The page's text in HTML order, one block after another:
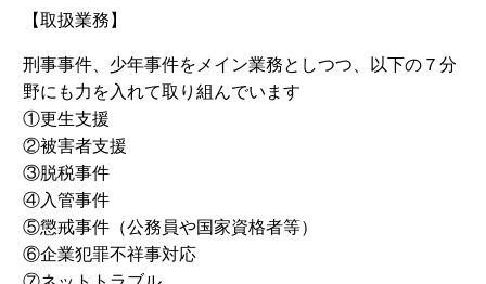
【取扱業務】
刑事事件、少年事件をメイン業務としつつ、以下の７分
野にも力を入れて取り組んでいます
①更生支援
②被害者支援
③脱税事件
④入管事件
⑤懲戒事件（公務員や国家資格者等）
⑥企業犯罪不祥事対応